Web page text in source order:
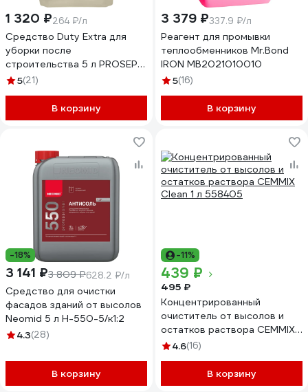
1 320 ₽264 ₽/л
Средство Duty Extra для
уборки после
строительства 5 л PROSEPT
118-5
5(21)
В корзину
3 379 ₽337.9 ₽/л
Реагент для промывки
теплообменников Mr.Bond
IRON MB2021010010
5(16)
В корзину
-18%
3 141 ₽3 809 ₽628.2 ₽/л
Средство для очистки
фасадов зданий от высолов
Neomid 5 л Н-550-5/к1:2
4.3(28)
В корзину
-11%
439 ₽
495 ₽
Концентрированный
очиститель от высолов и
остатков раствора CEMMIX
Clean 1 л 558405
4.6(16)
В корзину